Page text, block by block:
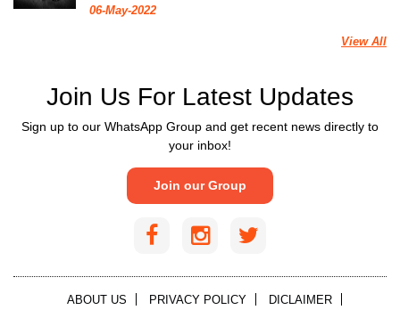
06-May-2022
View All
Join Us For Latest Updates
Sign up to our WhatsApp Group and get recent news directly to
your inbox!
Join our Group
ABOUT US PRIVACY POLICY
DICLAIMER